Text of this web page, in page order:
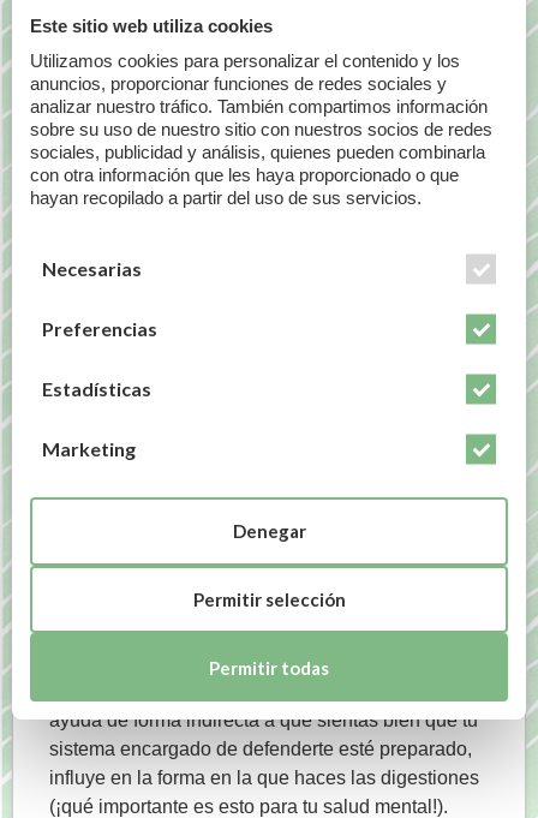
De nada serviría tomar un probiótico con millones
de bichitos si sólo están de paso. Precisamente por
eso yo soy muy fan dePileje , porque detrás de
cada probiótico o de cada suplemento hay un
estudio exhaustivo que al mismo tiempo es fácil de
entender y seguir, de ahí que, a día de hoy, sean
mis favoritos. Te dejo aquí los enlaces con una
Lactibiane ATB
queremos es reforzar o repoblar la flora genial,
sobre todo cuando hay problemas de colonización
episodios de estreñimiento.
ayuda de forma indirecta a que sientas bien que tu
sistema encargado de defenderte esté preparado,
influye en la forma en la que haces las digestiones
(¡qué importante es esto para tu salud mental!).
Este sitio web utiliza cookies
Utilizamos cookies para personalizar el contenido y los
anuncios, proporcionar funciones de redes sociales y
analizar nuestro tráfico. También compartimos información
sobre su uso de nuestro sitio con nuestros socios de redes
sociales, publicidad y análisis, quienes pueden combinarla
con otra información que les haya proporcionado o que
hayan recopilado a partir del uso de sus servicios.
Necesarias
Preferencias
Estadísticas
Marketing
Denegar
Permitir selección
Permitir todas